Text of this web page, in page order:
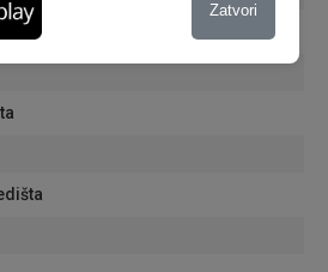
Zatvori